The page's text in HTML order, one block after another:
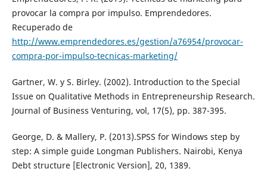
provocar la compra por impulso. Emprendedores.
Recuperado de
http://www.emprendedores.es/gestion/a76954/provocar-
compra-por-impulso-tecnicas-marketing/
Gartner, W. y S. Birley. (2002). Introduction to the Special
Issue on Qualitative Methods in Entrepreneurship Research.
Journal of Business Venturing, vol, 17(5), pp. 387-395.
George, D. & Mallery, P. (2013).SPSS for Windows step by
step: A simple guide Longman Publishers. Nairobi, Kenya
Debt structure [Electronic Version], 20, 1389.